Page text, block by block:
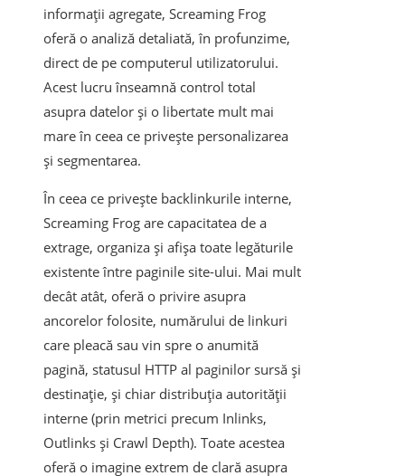
informații agregate, Screaming Frog
oferă o analiză detaliată, în profunzime,
direct de pe computerul utilizatorului.
Acest lucru înseamnă control total
asupra datelor și o libertate mult mai
mare în ceea ce privește personalizarea
și segmentarea.
În ceea ce privește backlinkurile interne,
Screaming Frog are capacitatea de a
extrage, organiza și afișa toate legăturile
existente între paginile site-ului. Mai mult
decât atât, oferă o privire asupra
ancorelor folosite, numărului de linkuri
care pleacă sau vin spre o anumită
pagină, statusul HTTP al paginilor sursă și
destinație, și chiar distribuția autorității
interne (prin metrici precum Inlinks,
Outlinks și Crawl Depth). Toate acestea
oferă o imagine extrem de clară asupra